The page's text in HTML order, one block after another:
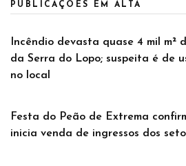
PUBLICAÇÕES EM ALTA
Incêndio devasta quase 4 mil
da Serra do Lopo; suspeita é de
no local
Festa do Peão de Extrema
inicia venda de ingressos dos